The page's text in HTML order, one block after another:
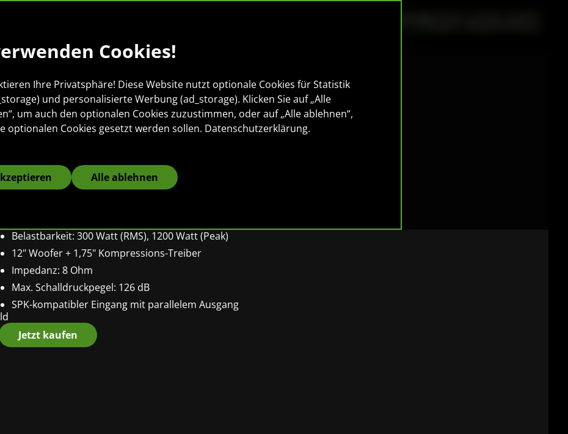
Cookies!
Ihre Privatsphäre! Diese Website nutzt optionale Cookies für Statistik
und personalisierte Werbung (ad_storage). Klicken Sie auf „Alle
um auch den optionalen Cookies zuzustimmen, oder auf „Alle ablehnen“,
optionalen Cookies gesetzt werden sollen. Datenschutzerklärung.
Alle ablehnen
C-212 MP 12"
Passivbox im Multifunktionsgehäuse!
Belastbarkeit: 300 Watt (RMS), 1200 Watt (Peak)
12" Woofer + 1,75" Kompressions-Treiber
Impedanz: 8 Ohm
Max. Schalldruckpegel: 126 dB
SPK-kompatibler Eingang mit parallelem Ausgang
Jetzt kaufen